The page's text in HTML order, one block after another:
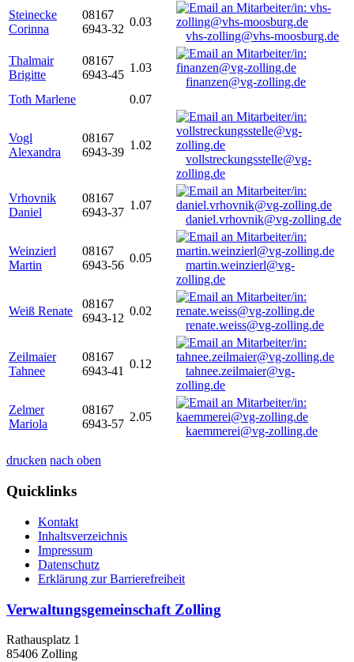
Steinecke
Corinna
08167
6943-32
0.03
vhs-zolling@vhs-moosburg.de
Thalmair
Brigitte
08167
6943-45
1.03
finanzen@vg-zolling.de
Toth Marlene
0.07
Vogl
Alexandra
08167
6943-39
1.02
vollstreckungsstelle@vg-
zolling.de
Vrhovnik
Daniel
08167
6943-37
1.07
daniel.vrhovnik@vg-zolling.de
Weinzierl
Martin
08167
6943-56
0.05
martin.weinzierl@vg-
zolling.de
Weiß Renate
08167
6943-12
0.02
renate.weiss@vg-zolling.de
Zeilmaier
Tahnee
08167
6943-41
0.12
tahnee.zeilmaier@vg-
zolling.de
Zelmer
Mariola
08167
6943-57
2.05
kaemmerei@vg-zolling.de
drucken nach oben
Quicklinks
Kontakt
Inhaltsverzeichnis
Impressum
Datenschutz
Erklärung zur Barrierefreiheit
Verwaltungsgemeinschaft Zolling
Rathausplatz 1
85406 Zolling